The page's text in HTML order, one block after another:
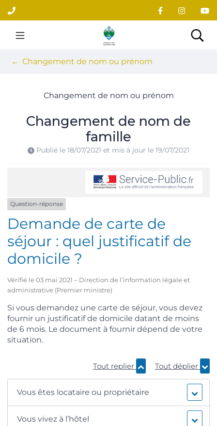
Aller
au
contenu
Site officiel du village
Changement de nom ou prénom
Changement de nom ou prénom
Changement de nom de
famille
Publié le 18/07/2021 et mis à jour le 19/07/2021
Question-réponse
Demande de carte de
séjour : quel justificatif de
domicile ?
Vérifié le 03 mai 2021 – Direction de l’information légale et
administrative (Premier ministre)
Si vous demandez une carte de séjour, vous devez
fournir un justificatif de domicile datant de moins
de 6 mois. Le document à fournir dépend de votre
situation.
Tout replier Tout déplier
Vous êtes locataire ou propriétaire
Vous vivez à l’hôtel